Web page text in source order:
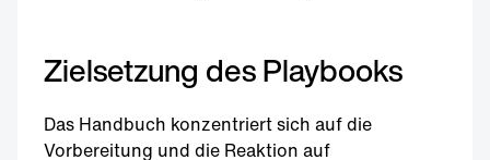
Zielsetzung des Playbooks
Das Handbuch konzentriert sich auf die
Vorbereitung und die Reaktion auf